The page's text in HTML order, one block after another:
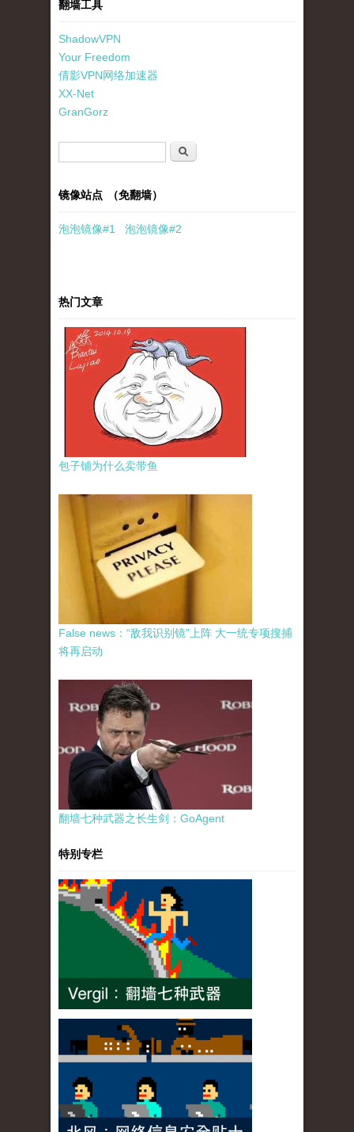
翻墙工具
ShadowVPN
Your Freedom
倩影VPN网络加速器
XX-Net
GranGorz
搜索
镜像站点 （免翻墙）
泡泡镜像#1 泡泡镜像#2
热门文章
包子铺为什么卖带鱼
False news：“敌我识别镜”上阵 大一统专项搜捕
将再启动
翻墙七种武器之长生剑：GoAgent
特别专栏